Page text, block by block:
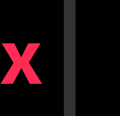
x